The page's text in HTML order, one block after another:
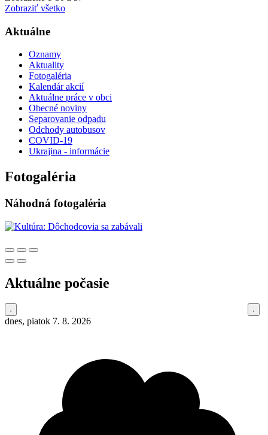
Zobraziť všetko
Aktuálne
Oznamy
Aktuality
Fotogaléria
Kalendár akcií
Aktuálne práce v obci
Obecné noviny
Separovanie odpadu
Odchody autobusov
COVID-19
Ukrajina - informácie
Fotogaléria
Náhodná fotogaléria
Aktuálne počasie
dnes, piatok 7. 8. 2026